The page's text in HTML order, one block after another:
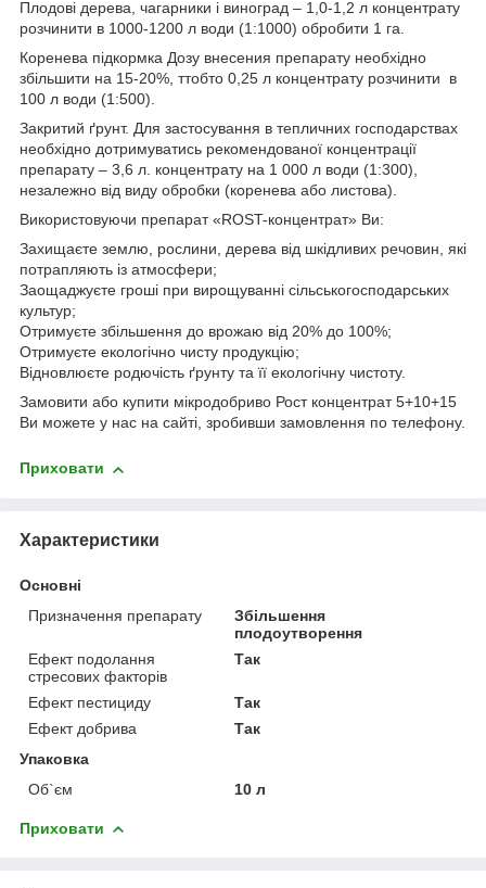
Плодові дерева, чагарники і виноград – 1,0-1,2 л концентрату
розчинити в 1000-1200 л води (1:1000) обробити 1 га.
Коренева підкормка Дозу внесения препарату необхідно
збільшити на 15-20%, ттобто 0,25 л концентрату розчинити в
100 л води (1:500).
Закритий ґрунт. Для застосування в тепличних господарствах
необхідно дотримуватись рекомендованої концентрації
препарату – 3,6 л. концентрату на 1 000 л води (1:300),
незалежно від виду обробки (коренева або листова).
Використовуючи препарат «ROST-концентрат» Ви:
Захищаєте землю, рослини, дерева від шкідливих речовин, які
потрапляють із атмосфери;
Заощаджуєте гроші при вирощуванні сільськогосподарських
культур;
Отримуєте збільшення до врожаю від 20% до 100%;
Отримуєте екологічно чисту продукцію;
Відновлюєте родючість ґрунту та її екологічну чистоту.
Замовити або купити мікродобриво Рост концентрат 5+10+15
Ви можете у нас на сайті, зробивши замовлення по телефону.
Приховати
Характеристики
Основні
Призначення препарату
Збільшення
плодоутворення
Ефект подолання
стресових факторів
Так
Ефект пестициду
Так
Ефект добрива
Так
Упаковка
Об`єм
10 л
Приховати